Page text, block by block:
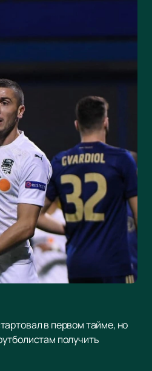
в первом тайме, но
получить